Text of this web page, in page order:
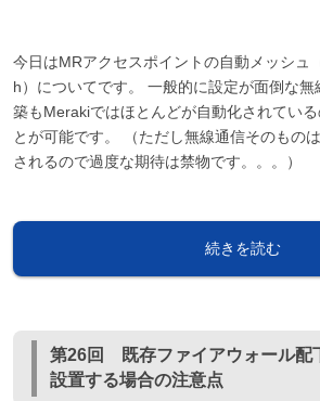
今日はMRアクセスポイントの自動メッシュ
h）についてです。 一般的に設定が面倒な
築もMerakiではほとんどが自動化されてい
とが可能です。 （ただし無線通信そのもの
されるので過度な期待は禁物です。。。）
続きを読む
第26回 既存ファイアウォール配
設置する場合の注意点